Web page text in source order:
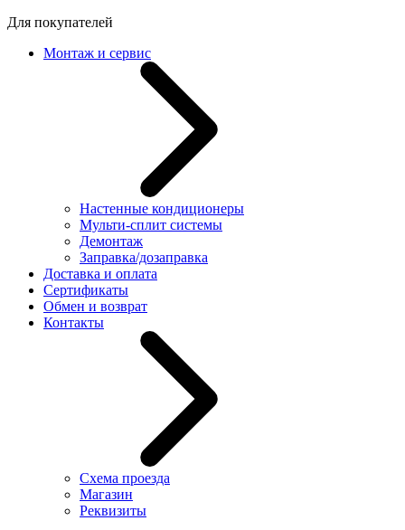
Для покупателей
Монтаж и сервис
Настенные кондиционеры
Мульти-сплит системы
Демонтаж
Заправка/дозаправка
Доставка и оплата
Сертификаты
Обмен и возврат
Контакты
Схема проезда
Магазин
Реквизиты